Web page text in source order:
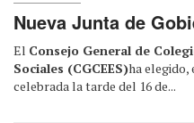
Nueva Junta de
El Consejo General de
Sociales (CGCEES)ha elegido,
celebrada la tarde del 16 de...